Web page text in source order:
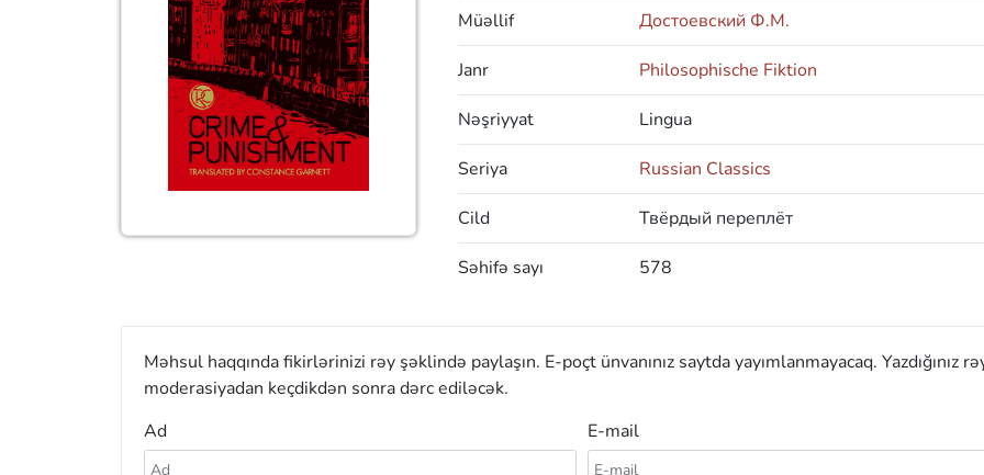
Müəllif Достоевский Ф.М.
Janr Philosophische Fiktion
Nəşriyyat Lingua
Seriya Russian Classics
Cild Твёрдый переплёт
Səhifə sayı 578
Məhsul haqqında fikirlərinizi rəy şəklində paylaşın. E-poçt ünvanınız saytda yayımlanmayacaq. Yazdığınız
moderasiyadan keçdikdən sonra dərc ediləcək.
Ad
E-mail